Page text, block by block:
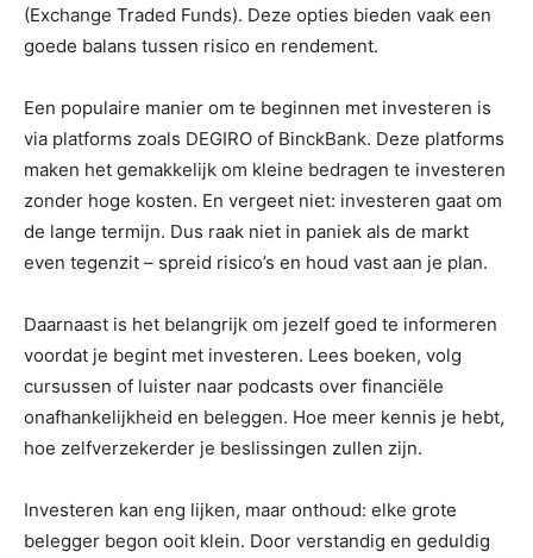
(Exchange Traded Funds). Deze opties bieden vaak een
goede balans tussen risico en rendement.
Een populaire manier om te beginnen met investeren is
via platforms zoals DEGIRO of BinckBank. Deze platforms
maken het gemakkelijk om kleine bedragen te investeren
zonder hoge kosten. En vergeet niet: investeren gaat om
de lange termijn. Dus raak niet in paniek als de markt
even tegenzit – spreid risico’s en houd vast aan je plan.
Daarnaast is het belangrijk om jezelf goed te informeren
voordat je begint met investeren. Lees boeken, volg
cursussen of luister naar podcasts over financiële
onafhankelijkheid en beleggen. Hoe meer kennis je hebt,
hoe zelfverzekerder je beslissingen zullen zijn.
Investeren kan eng lijken, maar onthoud: elke grote
belegger begon ooit klein. Door verstandig en geduldig